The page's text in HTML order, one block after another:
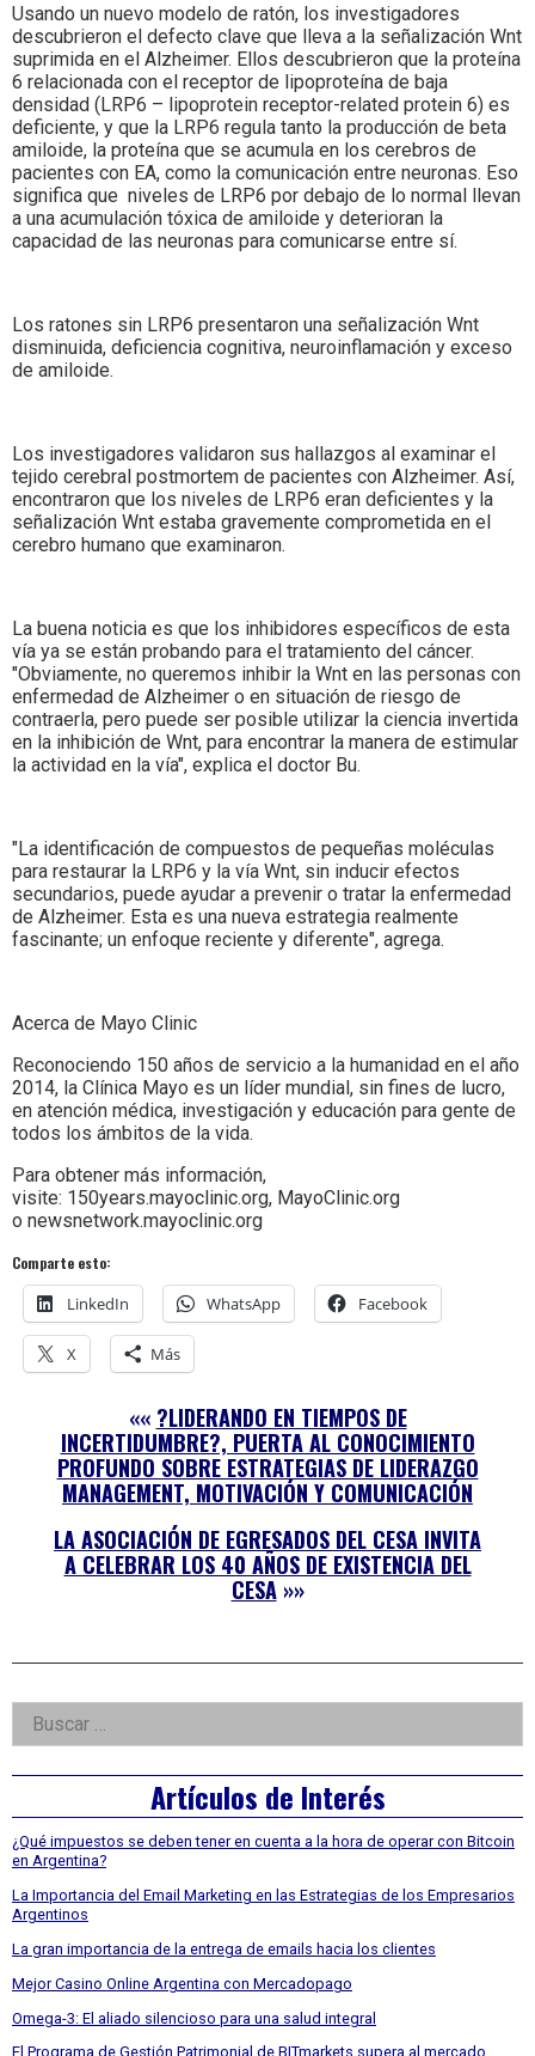
Usando un nuevo modelo de ratón, los investigadores
descubrieron el defecto clave que lleva a la señalización Wnt
suprimida en el Alzheimer. Ellos descubrieron que la proteína
6 relacionada con el receptor de lipoproteína de baja
densidad (LRP6 – lipoprotein receptor-related protein 6) es
deficiente, y que la LRP6 regula tanto la producción de beta
amiloide, la proteína que se acumula en los cerebros de
pacientes con EA, como la comunicación entre neuronas. Eso
significa que niveles de LRP6 por debajo de lo normal llevan
a una acumulación tóxica de amiloide y deterioran la
capacidad de las neuronas para comunicarse entre sí.
Los ratones sin LRP6 presentaron una señalización Wnt
disminuida, deficiencia cognitiva, neuroinflamación y exceso
de amiloide.
Los investigadores validaron sus hallazgos al examinar el
tejido cerebral postmortem de pacientes con Alzheimer. Así,
encontraron que los niveles de LRP6 eran deficientes y la
señalización Wnt estaba gravemente comprometida en el
cerebro humano que examinaron.
La buena noticia es que los inhibidores específicos de esta
vía ya se están probando para el tratamiento del cáncer.
"Obviamente, no queremos inhibir la Wnt en las personas con
enfermedad de Alzheimer o en situación de riesgo de
contraerla, pero puede ser posible utilizar la ciencia invertida
en la inhibición de Wnt, para encontrar la manera de estimular
la actividad en la vía", explica el doctor Bu.
"La identificación de compuestos de pequeñas moléculas
para restaurar la LRP6 y la vía Wnt, sin inducir efectos
secundarios, puede ayudar a prevenir o tratar la enfermedad
de Alzheimer. Esta es una nueva estrategia realmente
fascinante; un enfoque reciente y diferente", agrega.
Acerca de Mayo Clinic
Reconociendo 150 años de servicio a la humanidad en el año
2014, la Clínica Mayo es un líder mundial, sin fines de lucro,
en atención médica, investigación y educación para gente de
todos los ámbitos de la vida.
Para obtener más información,
visite: 150years.mayoclinic.org, MayoClinic.org
o newsnetwork.mayoclinic.org
Comparte esto:
LinkedIn WhatsApp Facebook
X Más
«« ?LIDERANDO EN TIEMPOS DE
INCERTIDUMBRE?, PUERTA AL CONOCIMIENTO
PROFUNDO SOBRE ESTRATEGIAS DE LIDERAZGO
MANAGEMENT, MOTIVACIÓN Y COMUNICACIÓN
LA ASOCIACIÓN DE EGRESADOS DEL CESA INVITA
A CELEBRAR LOS 40 AÑOS DE EXISTENCIA DEL
CESA»»
Right
Asides
Buscar:
Artículos de Interés
¿Qué impuestos se deben tener en cuenta a la hora de operar con Bitcoin
en Argentina?
La Importancia del Email Marketing en las Estrategias de los Empresarios
Argentinos
La gran importancia de la entrega de emails hacia los clientes
Mejor Casino Online Argentina con Mercadopago
Omega-3: El aliado silencioso para una salud integral
El Programa de Gestión Patrimonial de BITmarkets supera al mercado